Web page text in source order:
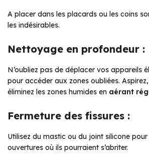
A placer dans les placards ou les coins
les indésirables.
Nettoyage en profondeur :
N’oubliez pas de déplacer vos appareils
pour accéder aux zones oubliées.
éliminez les zones humides en aérant
Fermeture des fissures :
Utilisez du mastic ou du joint silicone
ouvertures où ils pourraient s’abriter.